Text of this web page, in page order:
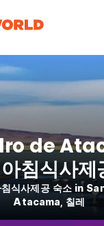
de
침식사제
식사제공 숙소 in
Atacama, 칠레